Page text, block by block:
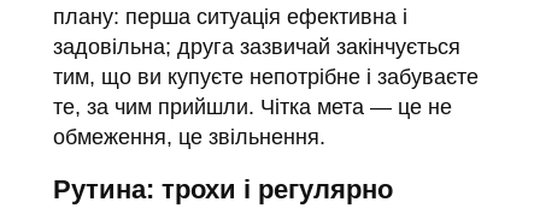
плану: перша ситуація ефективна і
задовільна; друга зазвичай закінчується
тим, що ви купуєте непотрібне і забуваєте
те, за чим прийшли. Чітка мета — це не
обмеження, це звільнення.
Рутина: трохи і регулярно